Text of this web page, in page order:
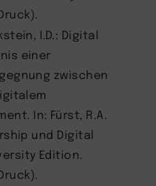
I.D.: Digital
einer
zwischen
In: Fürst, R.A.
und Digital
Edition.